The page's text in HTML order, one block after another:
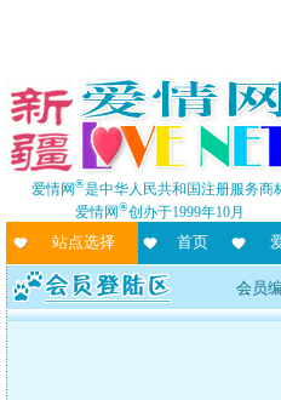
爱情网®是中华人民共和国注册服务商
爱情网®创办于1999年10月
站点选择 首页
会员